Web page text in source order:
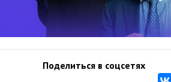
Поделиться в соцсетях